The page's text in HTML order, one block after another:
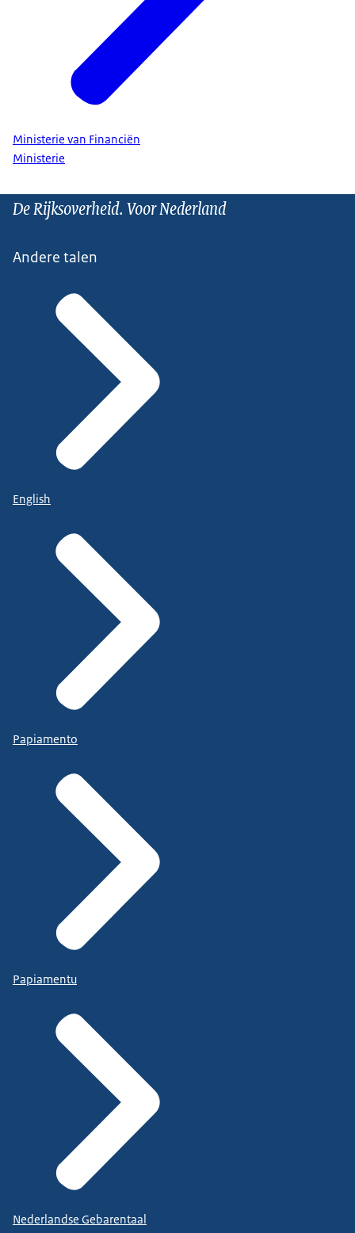
Ministerie van Financiën
Ministerie
De Rijksoverheid. Voor Nederland
Andere talen
English
Papiamento
Papiamentu
Nederlandse Gebarentaal